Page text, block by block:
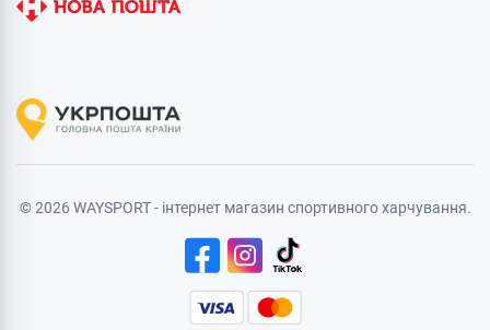
© 2026 WAYSPORT - інтернет магазин спортивного харчування.